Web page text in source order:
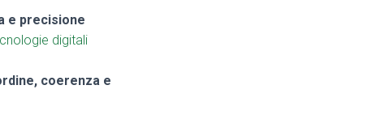
e precisione
digitali
coerenza e